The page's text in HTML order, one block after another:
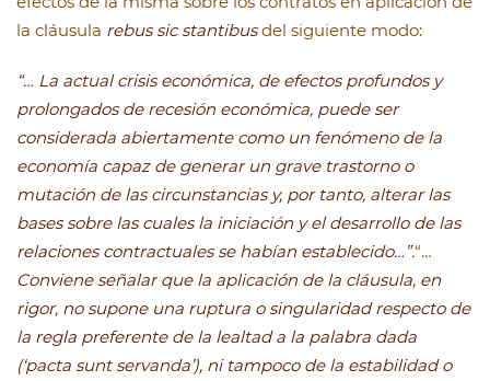
la cláusula rebus sic stantibusdel siguiente modo:
“… La actual crisis económica, de efectos profundos y
prolongados de recesión económica, puede ser
considerada abiertamente como un fenómeno de la
economía capaz de generar un grave trastorno o
mutación de las circunstancias y, por tanto, alterar las
bases sobre las cuales la iniciación y el desarrollo de las
relaciones contractuales se habían establecido…”.“…
Conviene señalar que la aplicación de la cláusula, en
rigor, no supone una ruptura o singularidad respecto de
la regla preferente de la lealtad a la palabra dada
(‘pacta sunt servanda’), ni tampoco de la estabilidad o